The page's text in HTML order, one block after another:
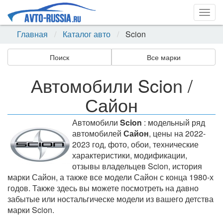
Главная
Каталог авто Scion
Поиск Все марки
Автомобили Scion /
Сайон
Автомобили Scion : модельный ряд
автомобилей Сайон, цены на 2022-
2023 год, фото, обои, технические
характеристики, модификации,
отзывы владельцев Scion, история
марки Сайон, а также все модели Сайон с конца 1980-х
годов. Также здесь вы можете посмотреть на давно
забытые или ностальгическе модели из вашего детства
марки Scion.